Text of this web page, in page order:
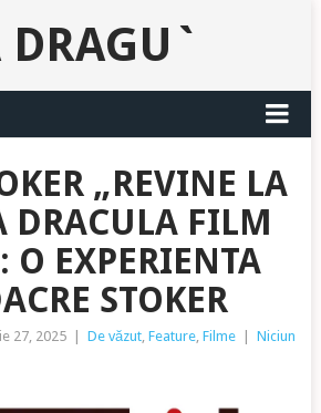
DRAGU`
„REVINE LA
DRACULA FILM
O EXPERIENTA
STOKER
27, 2025 De văzut, Feature, Filme
Niciun